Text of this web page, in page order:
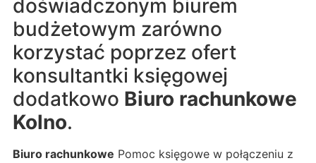
doświadczonym biurem
budżetowym zarówno
korzystać poprzez ofert
konsultantki księgowej
dodatkowo Biuro rachunkowe
Kolno.
Biuro rachunkowe Pomoc księgowe w połączeniu z